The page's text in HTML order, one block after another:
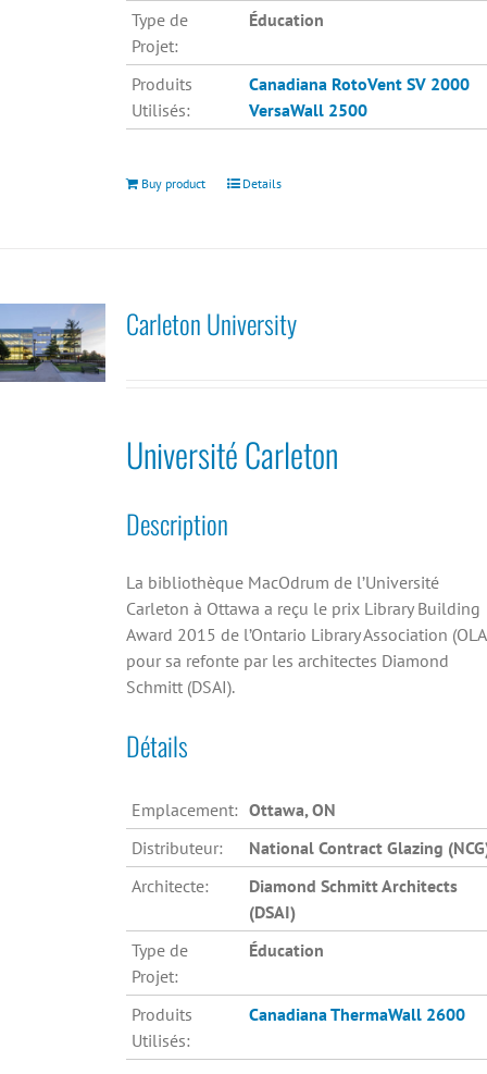
Type de
Projet:
Éducation
Produits
Utilisés:
Canadiana RotoVent SV 2000
VersaWall 2500
Buy product Details
Carleton University
Université Carleton
Description
La bibliothèque MacOdrum de l’Université
Carleton à Ottawa a reçu le prix Library Building
Award 2015 de l’Ontario Library Association
pour sa refonte par les architectes Diamond
Schmitt (DSAI).
Détails
Emplacement: Ottawa, ON
Distributeur:
National Contract Glazing
Architecte:
Diamond Schmitt Architects
(DSAI)
Type de
Projet:
Éducation
Produits
Utilisés:
CanadianaThermaWall 2600